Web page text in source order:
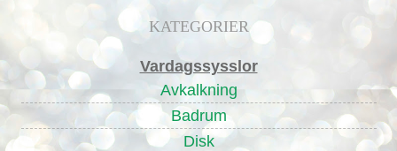
KATEGORIER
Vardagssysslor
Avkalkning
Badrum
Disk